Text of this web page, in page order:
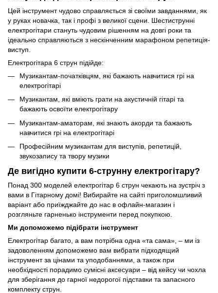
Цей інструмент чудово справляється зі своїми завданнями, як
у руках новачка, так і профі з великої сцени. Шестиструнні
електрогітари стануть чудовим рішенням на довгі роки та
ідеально справляються з нескінченним марафоном репетиція-
виступ.
Електрогітара 6 струн підійде:
Музикантам-початківцям, які бажають навчитися грі на
електрогітарі
Музикантам, які вміють грати на акустичній гітарі та
бажають освоїти електрогітару
Музикантам-аматорам, які знають акорди та бажають
навчитися грі на електрогітарі
Професійним музикантам для виступів, репетицій,
звукозапису та твору музики
Де вигідно купити 6-струнну електрогітару?
Понад 300 моделей електрогітар 6 струн чекають на зустріч з
вами в Гітарному домі! Вибирайте на сайті приголомшливий
варіант або приїжджайте до нас в офлайн-магазин і
розгляньте гарненько інструменти перед покупкою.
Ми допоможемо підібрати інструмент
Електрогітар багато, а вам потрібна одна «та сама», – ми із
задоволенням допоможемо вам вибрати підходящий
інструмент за цінами та уподобаннями, а також при
необхідності порадимо сумісні аксесуари – від кейсу чи чохла
для зберігання до гарної недорогої підставки та запасного
комплекту струн.